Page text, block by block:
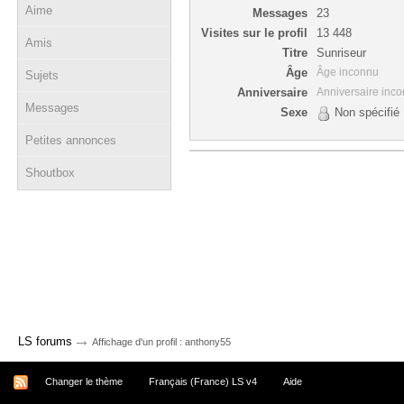
Aime
Amis
Sujets
Messages
Petites annonces
Shoutbox
Messages
23
Visites sur le profil
13 448
Titre
Sunriseur
Âge
Âge inconnu
Anniversaire Anniversaire
Sexe Non spécifié
LS forums → Affichage d'un profil : anthony55
Changer le thème Français (France) LS v4 Aide